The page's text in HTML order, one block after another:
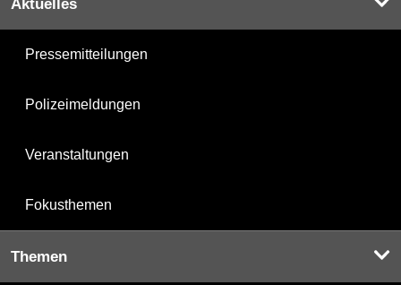
Aktuelles
Pressemitteilungen
Polizeimeldungen
Veranstaltungen
Fokusthemen
Themen